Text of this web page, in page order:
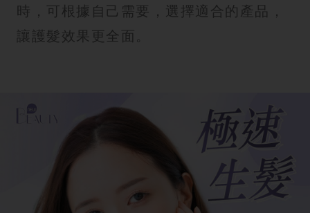
時，可根據自己需要，選擇適合的產品，
讓護髮效果更全面。